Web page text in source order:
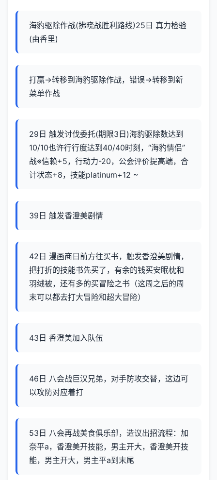
海豹驱除作战(拂晓战胜利路线)25日 真力检验
(由香里)
打赢→转移到海豹驱除作战，错误→转移到新
菜单作战
29日 触发讨伐委托(期限3日)海豹驱除数达到
10/10也许行行度达到40/40时刻，“海豹情侣”
战※信赖+5，行动力-20，公会评价提高端，合
计状态+8，技能platinum+12 ~
39日 触发香澄美剧情
42日 漫画商日前方往买书，触发香澄美剧情，
把打折的技能书先买了，有余的钱买安眠枕和
羽绒被，还有多的买冒险之书（这周之后的周
末可以都去打大冒险和超大冒险）
43日 香澄美加入队伍
46日 八会战巨汉兄弟，对手防攻交替，这边可
以攻防对应着打
53日 八会再战美食俱乐部，造议出招流程：加
奈平a，香澄美开技能，男主开大，香澄美开技
能，男主开大，男主平a到末尾